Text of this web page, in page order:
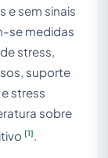
e sem sinais
se medidas
stress,
suporte
stress
sobre
[1]